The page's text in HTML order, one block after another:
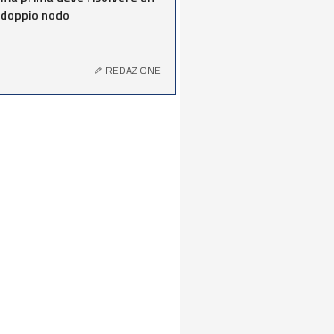
doppio nodo
REDAZIONE